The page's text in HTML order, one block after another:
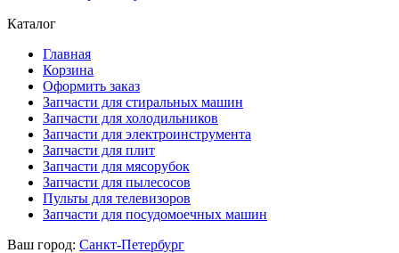
Каталог
Главная
Корзина
Оформить заказ
Запчасти для стиральных машин
Запчасти для холодильников
Запчасти для электроинструмента
Запчасти для плит
Запчасти для мясорубок
Запчасти для пылесосов
Пульты для телевизоров
Запчасти для посудомоечных машин
Ваш город: Санкт-Петербург